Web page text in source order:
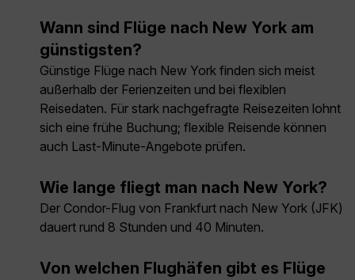
Wann sind Flüge nach New York am
günstigsten?
Günstige Flüge nach New York finden sich meist
außerhalb der Ferienzeiten und bei flexiblen
Reisedaten. Für stark nachgefragte Reisezeiten lohnt
sich eine frühe Buchung; flexible Reisende können
auch Last-Minute-Angebote prüfen.
Wie lange fliegt man nach New York?
Der Condor-Flug von Frankfurt nach New York (JFK)
dauert rund 8 Stunden und 40 Minuten.
Von welchen Flughäfen gibt es Flüge